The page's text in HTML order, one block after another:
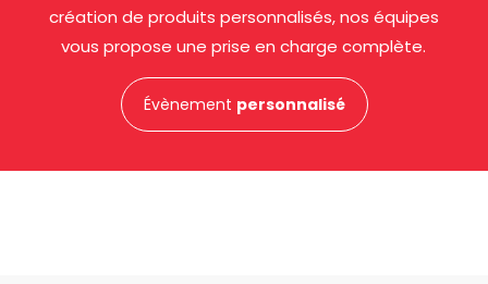
création de produits personnalisés, nos équipes
vous propose une prise en charge complète.
Évènement personnalisé